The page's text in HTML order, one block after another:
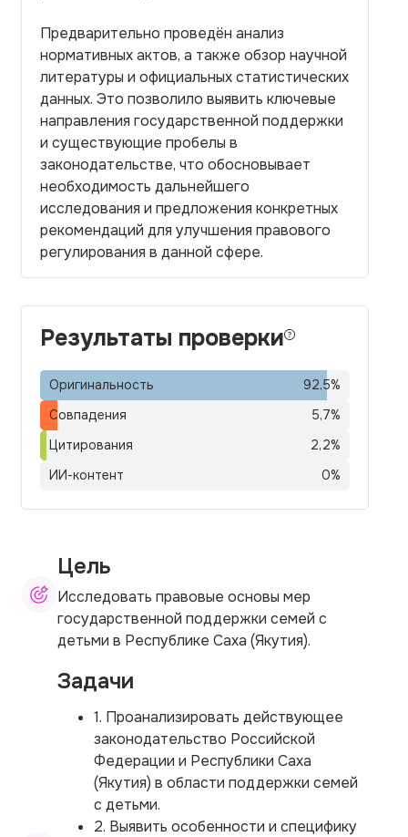
Предварительно проведён анализ
нормативных актов, а также обзор научной
литературы и официальных статистических
данных. Это позволило выявить ключевые
направления государственной поддержки
и существующие пробелы в
законодательстве, что обосновывает
необходимость дальнейшего
исследования и предложения конкретных
рекомендаций для улучшения правового
регулирования в данной сфере.
Результаты проверки
Оригинальность 92,5%
Совпадения
5,7%
Цитирования
2,2%
ИИ-контент
0%
Цель
Исследовать правовые основы мер
государственной поддержки семей с
детьми в Республике Саха (Якутия).
Задачи
1. Проанализировать действующее
законодательство Российской
Федерации и Республики Саха
(Якутия) в области поддержки семей
с детьми.
2. Выявить особенности и специфику